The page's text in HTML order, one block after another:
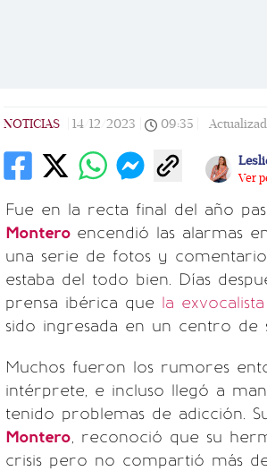
NOTICIAS 14/12/2023 09:35
Ver
Fue en la recta final del año
Montero encendió las alarmas
una serie de fotos y
estaba del todo bien. Días
prensa ibérica que la
sido ingresada en un centro de
Muchos fueron los rumores
intérprete, e incluso llegó a
tenido problemas de adicción.
Montero, reconoció que su
crisis pero no compartió más